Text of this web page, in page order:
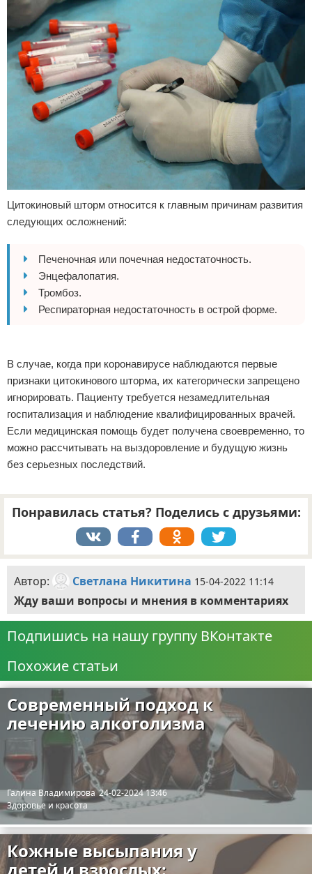
Цитокиновый шторм относится к главным причинам развития
следующих осложнений:
Печеночная или почечная недостаточность.
Энцефалопатия.
Тромбоз.
Респираторная недостаточность в острой форме.
В случае, когда при коронавирусе наблюдаются первые
признаки цитокинового шторма, их категорически запрещено
игнорировать. Пациенту требуется незамедлительная
госпитализация и наблюдение квалифицированных врачей.
Если медицинская помощь будет получена своевременно, то
можно рассчитывать на выздоровление и будущую жизнь
без серьезных последствий.
Понравилась статья? Поделись с друзьями:
Автор: Светлана Никитина 15-04-2022 11:14
Жду ваши вопросы и мнения в комментариях
Подпишись на нашу группу ВКонтакте
Похожие статьи
Современный подход к
лечению алкоголизма
Галина Владимирова 24-02-2024 13:46
Здоровье и красота
Кожные высыпания у
детей и взрослых: